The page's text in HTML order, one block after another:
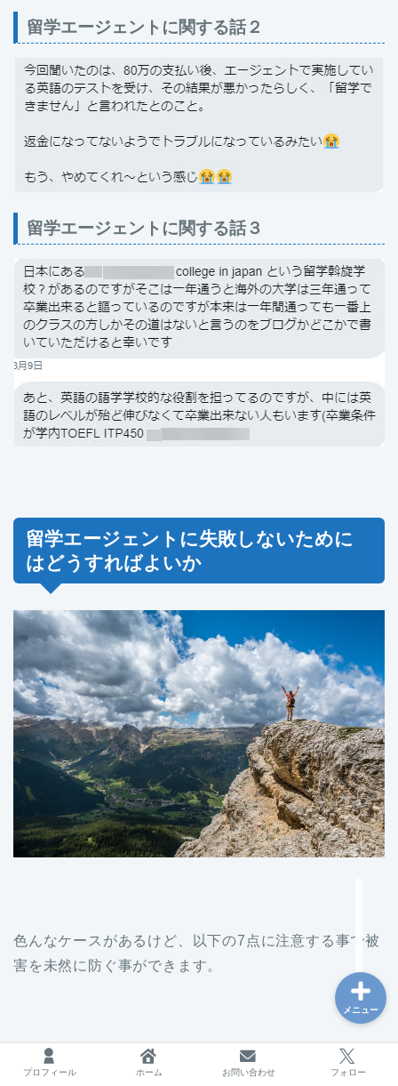
留学エージェントに関する話２
留学エージェントに関する話３
留学エージェントに失敗しないために
はどうすればよいか
色んなケースがあるけど、以下の7点に注意する事で被
害を未然に防ぐ事ができます。
プロフィール ホーム お問い合わせ フォロー
メニュー
台湾
海外で働く
フリーランス